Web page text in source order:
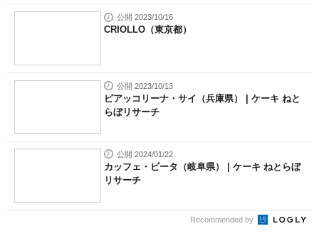
公開 2023/10/16
CRIOLLO（東京都）
公開 2023/10/13
ピアッコリーナ・サイ（兵庫県） | ケーキ ねと
らぼリサーチ
公開 2024/01/22
カッフェ・ビータ（岐阜県） | ケーキ ねとらぼ
リサーチ
Recommended by